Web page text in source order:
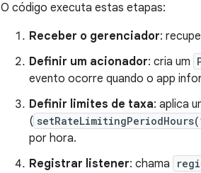
O código executa estas etapas:
Receber o gerenciador:
Definir um acionador: cria um
evento ocorre quando o app
Definir limites de taxa: aplica
(
por hora.
Registrar listener: chama